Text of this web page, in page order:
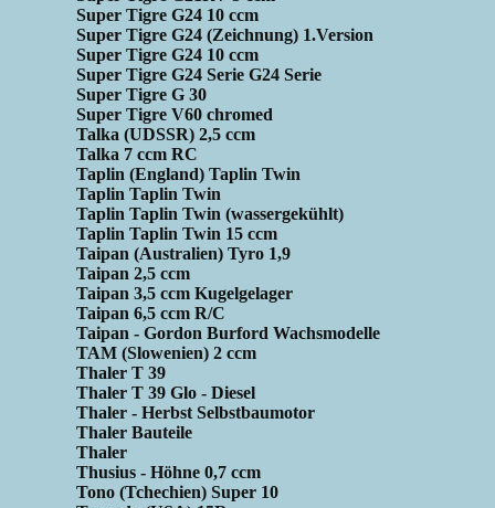
Super Tigre G24 10 ccm
Super Tigre G24 (Zeichnung) 1.Version
Super Tigre G24 10 ccm
Super Tigre G24 Serie G24 Serie
Super Tigre G 30
Super Tigre V60 chromed
Talka (UDSSR) 2,5 ccm
Talka 7 ccm RC
Taplin (England) Taplin Twin
Taplin Taplin Twin
Taplin Taplin Twin (wassergekühlt)
Taplin Taplin Twin 15 ccm
Taipan (Australien) Tyro 1,9
Taipan 2,5 ccm
Taipan 3,5 ccm Kugelgelager
Taipan 6,5 ccm R/C
Taipan - Gordon Burford Wachsmodelle
TAM (Slowenien) 2 ccm
Thaler T 39
Thaler T 39 Glo - Diesel
Thaler - Herbst Selbstbaumotor
Thaler Bauteile
Thaler
Thusius - Höhne 0,7 ccm
Tono (Tchechien) Super 10